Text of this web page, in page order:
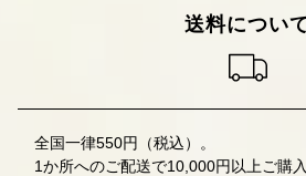
送料につい
全国一律550円（税込）。
1か所へのご配送で10,000円以上ご購